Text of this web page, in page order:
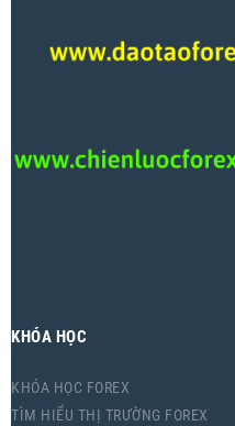
KHÓA HỌC
KHÓA HỌC FOREX
TÌM HIỂU THỊ TRƯỜNG FOREX